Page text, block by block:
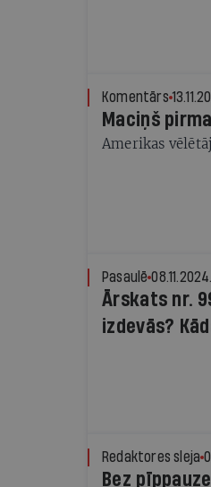
Komentārs
Maciņš
Amerikas
Pasaulē 08.11.2024.
Ārskats nr.
izdevās?
Redaktores sleja
Bez